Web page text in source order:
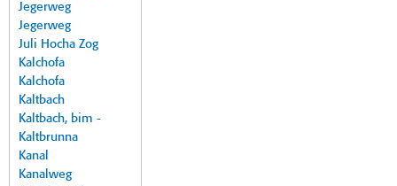
Jegerweg
Jegerweg
Juli Hocha Zog
Kalchofa
Kalchofa
Kaltbach
Kaltbach, bim -
Kaltbrunna
Kanal
Kanalweg